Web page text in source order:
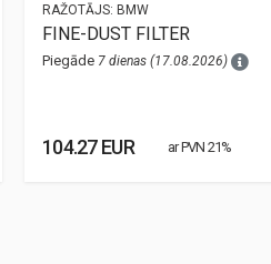
RAŽOTĀJS: BMW
FINE-DUST FILTER
Piegāde 7 dienas (17.08.2026)
104.27 EUR ar PVN 21%